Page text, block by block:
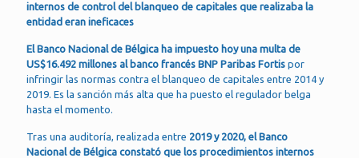
internos de control del blanqueo de capitales que realizaba la
entidad eran ineficaces
El Banco Nacional de Bélgica ha impuesto hoy una multa de
US$16.492 millones al banco francés BNP Paribas Fortis por
infringir las normas contra el blanqueo de capitales entre 2014 y
2019. Es la sanción más alta que ha puesto el regulador belga
hasta el momento.
Tras una auditoría, realizada entre 2019 y 2020, el Banco
Nacional de Bélgica constató que los procedimientos internos